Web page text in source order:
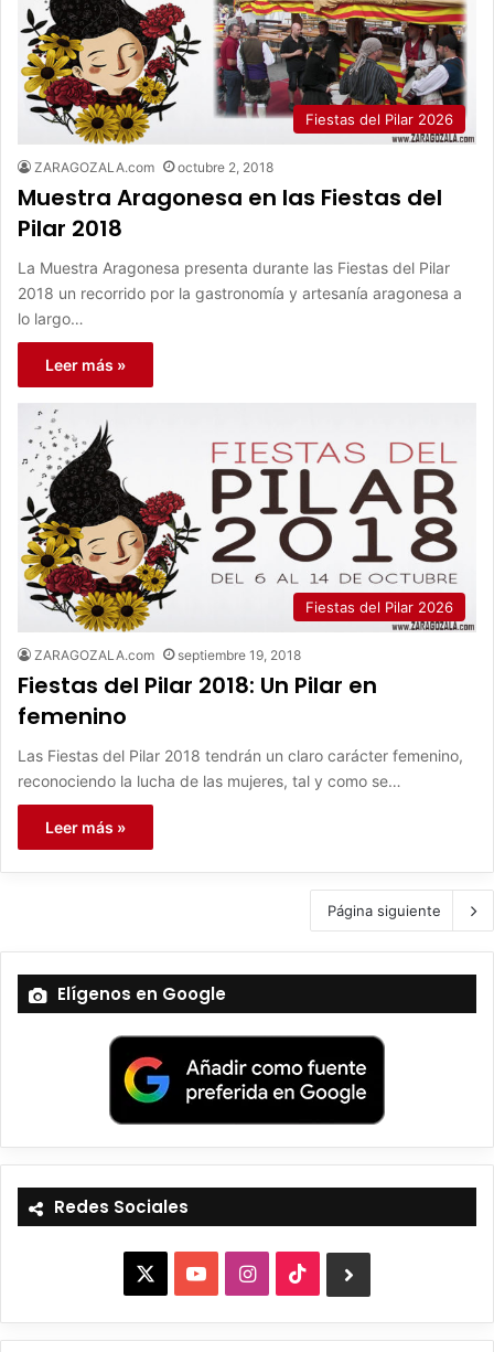
Fiestas del Pilar 2026
ZARAGOZALA.com octubre 2, 2018
Muestra Aragonesa en las Fiestas del
Pilar 2018
La Muestra Aragonesa presenta durante las Fiestas del Pilar
2018 un recorrido por la gastronomía y artesanía aragonesa a
lo largo…
Leer más »
Fiestas del Pilar 2026
ZARAGOZALA.com septiembre 19, 2018
Fiestas del Pilar 2018: Un Pilar en
femenino
Las Fiestas del Pilar 2018 tendrán un claro carácter femenino,
reconociendo la lucha de las mujeres, tal y como se…
Leer más »
Página siguiente
Elígenos en Google
Redes Sociales
o
I
n
i
l